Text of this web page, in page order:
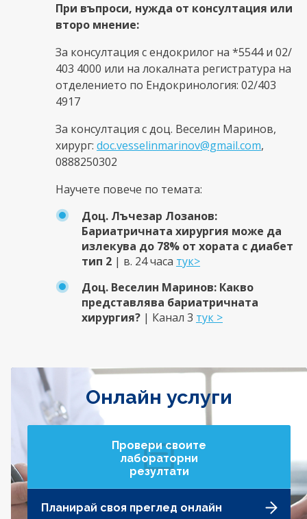
При въпроси, нужда от консултация или
второ мнение:
За консултация с ендокрилог на *5544 и 02/
403 4000 или на локалната регистратура на
отделението по Ендокринология: 02/403
4917
За консултация с доц. Веселин Маринов,
хирург: doc.vesselinmarinov@gmail.com,
0888250302
Научете повече по темата:
Доц. Лъчезар Лозанов:
Бариатричната хирургия може да
излекува до 78% от хората с диабет
тип 2 | в. 24 часа тук>
Доц. Веселин Маринов: Какво
представлява бариатричната
хирургия? | Канал 3 тук >
Онлайн услуги
Провери своите
лабораторни
резултати
Планирай своя преглед онлайн